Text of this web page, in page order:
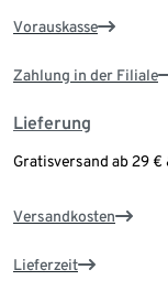
Vorauskasse
Zahlung in der Filiale
Lieferung
Gratisversand ab 29 €
Versandkosten
Lieferzeit